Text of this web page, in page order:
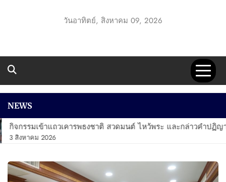
วันอาทิตย์, สิงหาคม 09, 2026
UTT1 GO
NEWS
กิจกรรมเข้าแถวเคารพธงชาติ สวดมนต์ ไหว้พระ และกล่าวคำปฏิญ
3 สิงหาคม 2026